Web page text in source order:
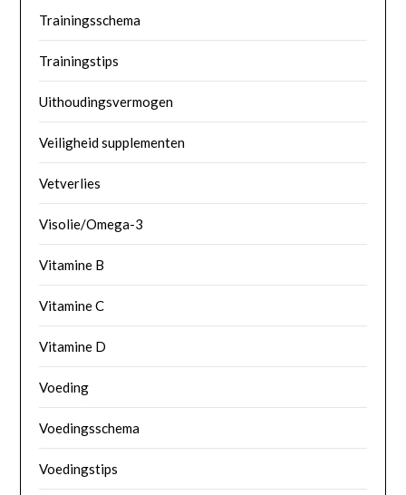
Trainingsschema
Trainingstips
Uithoudingsvermogen
Veiligheid supplementen
Vetverlies
Visolie/Omega-3
Vitamine B
Vitamine C
Vitamine D
Voeding
Voedingsschema
Voedingstips